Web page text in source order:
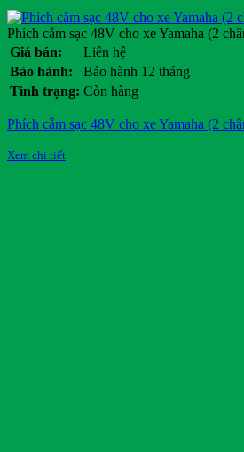
Phích cắm sạc 48V cho xe Yamaha (2
Giá bán:
Liên hệ
Bảo hành:
Bảo hành 12 tháng
Tình trạng: Còn hàng
Phích cắm sạc 48V cho xe Yamaha (2
Xem chi tiết